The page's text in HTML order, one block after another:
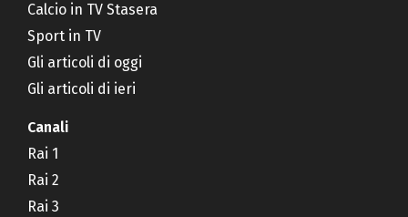
Calcio in TV Stasera
Sport in TV
Gli articoli di oggi
Gli articoli di ieri
Canali
Rai 1
Rai 2
Rai 3